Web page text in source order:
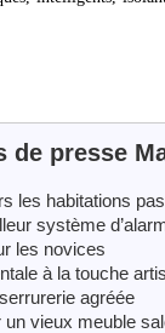
de presse
les habitations
système
les novices
à la touche
agréée
vieux meuble